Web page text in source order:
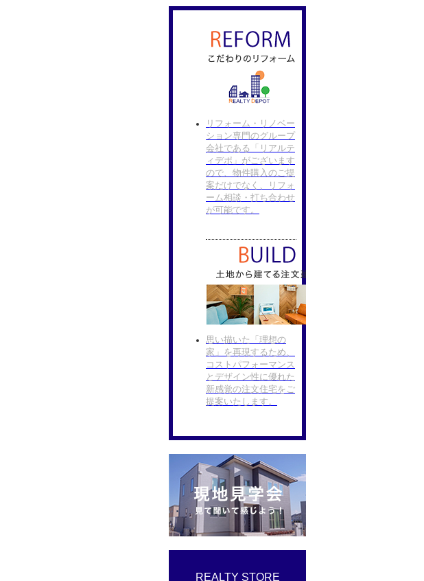
リフォーム・リノベー
ション専門のグループ
会社である「リアルテ
ィデポ」がございます
ので、物件購入のご提
案だけでなく、リフォ
ーム相談・打ち合わせ
が可能です。
思い描いた「理想の
家」を再現するため、
コストパフォーマンス
とデザイン性に優れた
新感覚の注文住宅をご
提案いたします。
REALTY STORE